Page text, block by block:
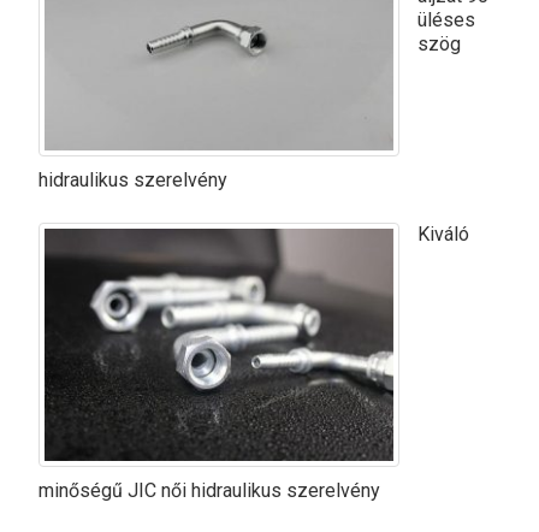
üléses
szög
hidraulikus szerelvény
Kiváló
minőségű JIC női hidraulikus szerelvény